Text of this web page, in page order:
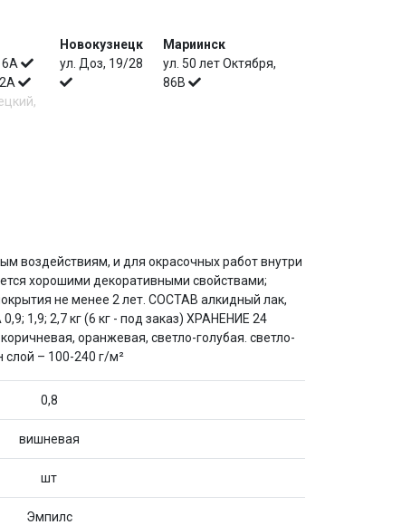
6А
Новокузнецк
ул. Доз, 19/28
Мариинск
ул. 50 лет Октября,
86В
воздействиям, и для окрасочных работ внутри
хорошими декоративными свойствами;
не менее 2 лет. СОСТАВ алкидный лак,
1,9; 2,7 кг (6 кг - под заказ) ХРАНЕНИЕ 24
оранжевая, светло-голубая. светло-
слой – 100-240 г/м²
0,8
вишневая
шт
Эмпилс